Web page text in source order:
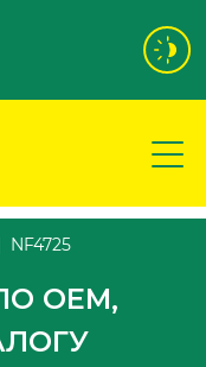
NF4725
OEM,